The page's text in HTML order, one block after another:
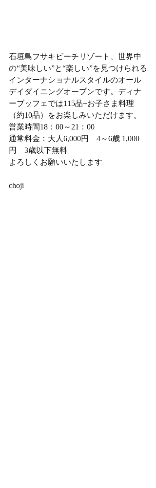
石垣島フサキビーチリゾート、世界中
の“美味しい”と“楽しい”を見つけられる
インターナショナルスタイルのオール
デイダイニングオープンです。ディナ
ーブッフェでは115品+お子さま料理
（約10品）をお楽しみいただけます。
営業時間18：00～21：00
通常料金：大人6,000円　4～6歳 1,000
円　3歳以下無料
よろしくお願いいたします
choji